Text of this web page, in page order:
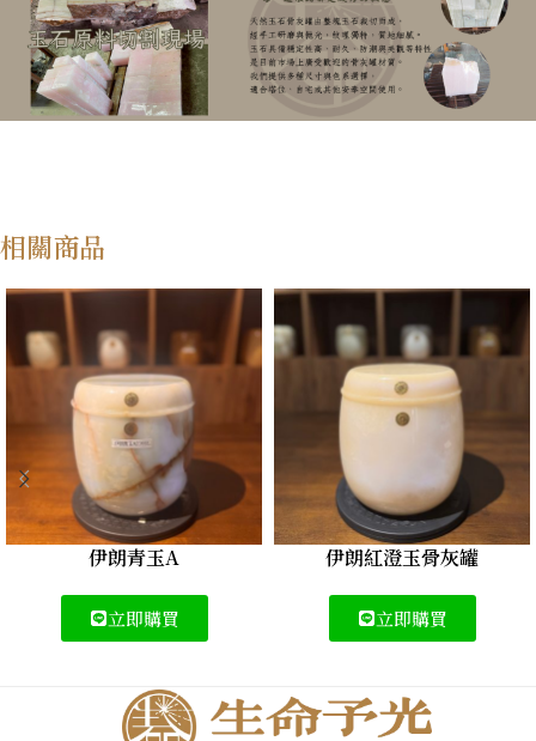
相關商品
伊朗青玉A
立即購買
伊朗紅澄玉骨灰罐
立即購買